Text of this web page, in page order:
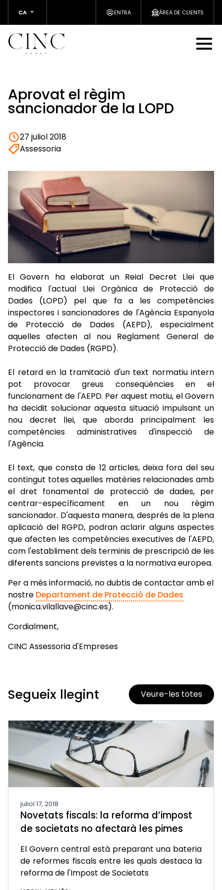
CA ENTRA ÀREA DE CLIENTS
Aprovat el règim
sancionador de la LOPD
27 juliol 2018
Assessoria
El Govern ha elaborat un Reial Decret Llei que
modifica l'actual Llei Orgànica de Protecció de
Dades (LOPD) pel que fa a les competències
inspectores i sancionadores de l'Agència Espanyola
de Protecció de Dades (AEPD), especialment
aquelles afecten al nou Reglament General de
Protecció de Dades (RGPD).
El retard en la tramitació d'un text normatiu intern
pot provocar greus conseqüències en el
funcionament de l'AEPD. Per aquest motiu, el Govern
ha decidit solucionar aquesta situació impulsant un
nou decret llei, que aborda principalment les
competències administratives d'inspecció de
l'Agència.
El text, que consta de 12 articles, deixa fora del seu
contingut totes aquelles matèries relacionades amb
el dret fonamental de protecció de dades, per
centrar-específicament en un nou règim
sancionador. D'aquesta manera, després de la plena
aplicació del RGPD, podran aclarir alguns aspectes
que afecten les competències executives de l'AEPD,
com l'establiment dels terminis de prescripció de les
diferents sancions previstes a la normativa europea.
Per a més informació, no dubtis de contactar amb el
nostre Departament de Protecció de Dades
(monica.vilallave@cinc.es).
Cordialment,
CINC Assessoria d'Empreses
Segueix llegint Veure-les totes
juliol 17, 2018
Novetats fiscals: la reforma d’impost
de societats no afectarà les pimes
El Govern central està preparant una bateria
de reformes fiscals entre les quals destaca la
reforma de l'Impost de Societats